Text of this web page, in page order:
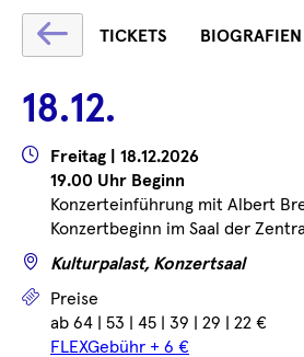
Text
wird
geladen
...
TICKETS BIOGRAFIEN
18.12.
Wann
Freitag | 18.12.2026
19.00 Uhr Beginn
Konzerteinführung mit Albert
Konzertbeginn im Saal der
WoKulturpalast, Konzertsaal
Preise
Preise
ab 64 | 53 | 45 | 39 | 29 | 22 €
FLEXGebühr + 6 €